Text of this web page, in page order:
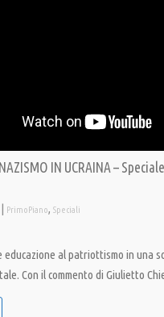
IN UCRAINA – Speciale
| PrimoPiano, Speciali
educazione al patriottismo in una
Con il commento di Giulietto